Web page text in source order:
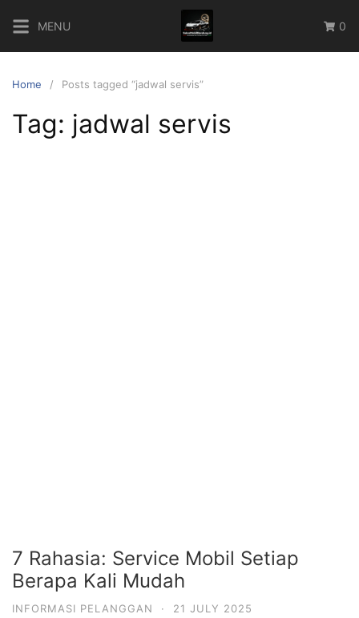
content
MENU 0
Home Posts tagged “jadwal servis”
Tag: jadwal servis
7 Rahasia: Service Mobil Setiap
Berapa Kali Mudah
INFORMASI PELANGGAN · 21 JULY 2025